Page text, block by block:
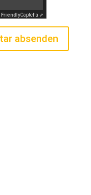
FriendlyCaptcha ⇗